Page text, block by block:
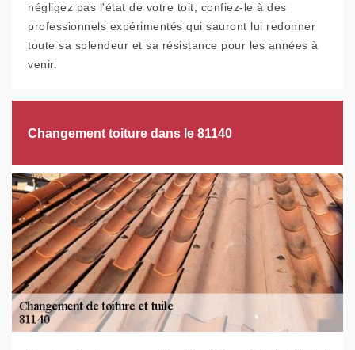
négligez pas l'état de votre toit, confiez-le à des
professionnels expérimentés qui sauront lui redonner
toute sa splendeur et sa résistance pour les années à
venir.
Changement toiture dans le 81140